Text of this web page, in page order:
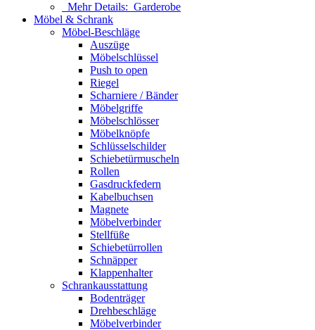
Mehr Details: Garderobe
Möbel & Schrank
Möbel-Beschläge
Auszüge
Möbelschlüssel
Push to open
Riegel
Scharniere / Bänder
Möbelgriffe
Möbelschlösser
Möbelknöpfe
Schlüsselschilder
Schiebetürmuscheln
Rollen
Gasdruckfedern
Kabelbuchsen
Magnete
Möbelverbinder
Stellfüße
Schiebetürrollen
Schnäpper
Klappenhalter
Schrankausstattung
Bodenträger
Drehbeschläge
Möbelverbinder